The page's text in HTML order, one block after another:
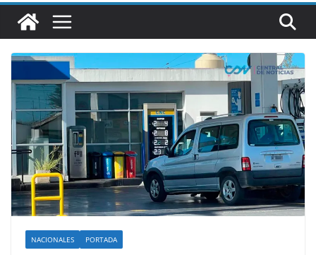
NACIONALES PORTADA